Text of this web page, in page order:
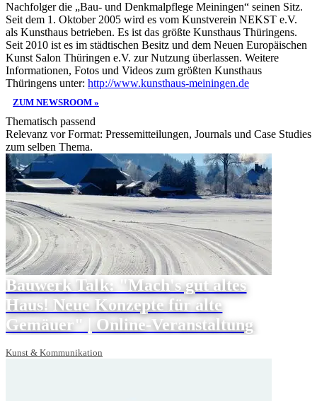
Nachfolger die „Bau- und Denkmalpflege Meiningen“ seinen Sitz.
Seit dem 1. Oktober 2005 wird es vom Kunstverein NEKST e.V.
als Kunsthaus betrieben. Es ist das größte Kunsthaus Thüringens.
Seit 2010 ist es im städtischen Besitz und dem Neuen Europäischen
Kunst Salon Thüringen e.V. zur Nutzung überlassen. Weitere
Informationen, Fotos und Videos zum größten Kunsthaus
Thüringens unter: http://www.kunsthaus-meiningen.de
ZUM NEWSROOM »
Thematisch passend
Relevanz vor Format: Pressemitteilungen, Journals und Case Studies
zum selben Thema.
Bauwerk Talk: "Mach's gut altes
Haus! Neue Konzepte für alte
Gemäuer" | Online-Veranstaltung
Kunst & Kommunikation